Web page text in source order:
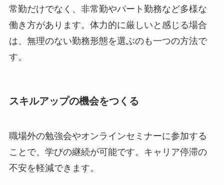
常勤だけでなく、非常勤やパート勤務など多様な
働き方があります。体力的に厳しいと感じる場合
は、無理のない勤務形態を選ぶのも一つの方法で
す。
スキルアップの機会をつくる
職場外の勉強会やオンラインセミナーに参加する
ことで、学びの継続が可能です。キャリア停滞の
不安を軽減できます。